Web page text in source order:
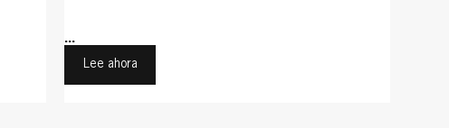
...
Lee ahora